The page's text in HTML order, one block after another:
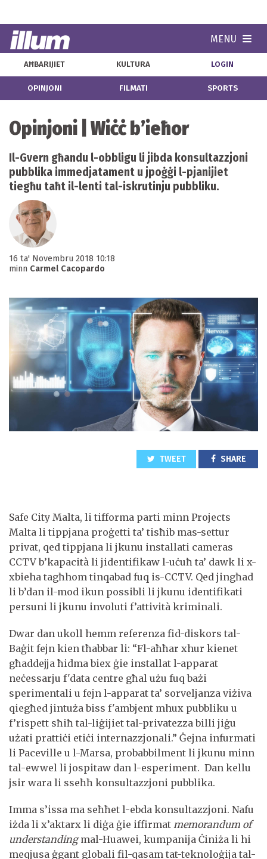
MENU
AĦBARIJIET KULTURA LOGIN
OPINJONI FILMATI SPORTS
Opinjoni | Wiċċ b’ieħor
Il-Gvern għandu l-obbligu li jibda konsultazzjoni
pubblika immedjatament u jpoġġi l-pjanijiet
tiegħu taħt il-lenti tal-iskrutinju pubbliku.
16 ta' Novembru 2018 10:18
minn Carmel Cacopardo
TWEET SHARE
Safe City Malta, li tifforma parti minn Projects
Malta li tippjana proġetti ta’ tisħib mas-settur
privat, qed tippjana li jkunu installati cameras
CCTV b’kapacità li jidentifikaw l-uċuħ ta’ dawk li x-
xbieha tagħhom tinqabad fuq is-CCTV. Qed jingħad
li b’dan il-mod ikun possibli li jkunu identifikati
persuni li jkunu involuti f’attività kriminali.
Dwar dan ukoll hemm referenza fid-diskors tal-
Baġit fejn kien tħabbar li: “Fl-aħħar xhur kienet
għaddejja ħidma biex ġie installat l-apparat
neċessarju f'data centre għal użu fuq bażi
sperimentali u fejn l-apparat ta’ sorveljanza viżiva
qiegħed jintuża biss f'ambjent mhux pubbliku u
f’rispett sħiħ tal-liġijiet tal-privatezza billi jiġu
użati prattiċi etiċi internazzjonali.” Ġejna infurmati
li Paceville u l-Marsa, probabbilment li jkunu minn
tal-ewwel li jospitaw dan l-esperiment. Dan kellu
jsir wara li sseħħ konsultazzjoni pubblika.
Imma s’issa ma seħħet l-ebda konsultazzjoni. Nafu
iżda li x’aktarx li diġa ġie iffirmat memorandum of
understandingmal-Huawei, kumpanija Ċiniża li hi
meqjusa ġgant globali fil-qasam tat-teknoloġija tal-